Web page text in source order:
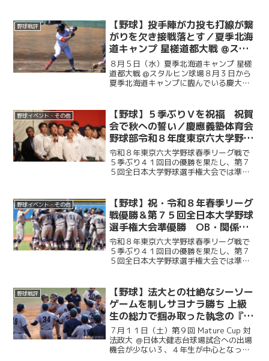
ティアリーグの選抜チームと試合を行っ
た。初回に今津慶介（総４...
野球戦評
【野球】投手陣が力投も打線が繋
がりを欠き接戦落とす／夏季北海
道キャンプ 星槎道都大戦 @スタ
ルヒン球場
８月５日（水）夏季北海道キャンプ 星槎
道都大戦 @スタルヒン球場８月３日から
夏季北海道キャンプに臨んでいる慶大。
（商４・慶應）が相手打線に得点を許
し、２点を追う展開に。そ...
野球イベント・その他
【野球】５季ぶりＶを祝福 祝賀
会で秋への誓い／慶應義塾体育会
野球部令和８年度東京六大学野球
春季リーグ戦優勝 祝賀会～前編
～
令和８年東京六大学野球春季リーグ戦で
５季ぶり４１回目の優勝を果たし、第７
５回全日本大学野球選手権大会では準優
人が集まり、選手たちの健闘をたたえ
た。前編では、堀井監督の挨...
野球イベント・その他
【野球】祝・令和８年春季リーグ
戦優勝＆第７５回全日本大学野球
選手権大会準優勝 OB・関係者
からのお祝いメッセージ
令和８年東京六大学野球春季リーグ戦で
５季ぶり４１回目の優勝を果たし、第７
５回全日本大学野球選手権大会では準優
の皆様から、現役選手たちへ温かい祝福
のメッセージをお寄せい...
野球戦評
【野球】法大との壮絶なシーソー
ゲームを制しサヨナラ勝ち 上級
生の総力で掴み取った執念の『一
勝』／第９回MatureCup・法大
戦
７月１１日（土）第９回 Mature Cup 対
法政大 ＠日体大健志台球場試合への出場
機会が少ない３、４年生が中心となって